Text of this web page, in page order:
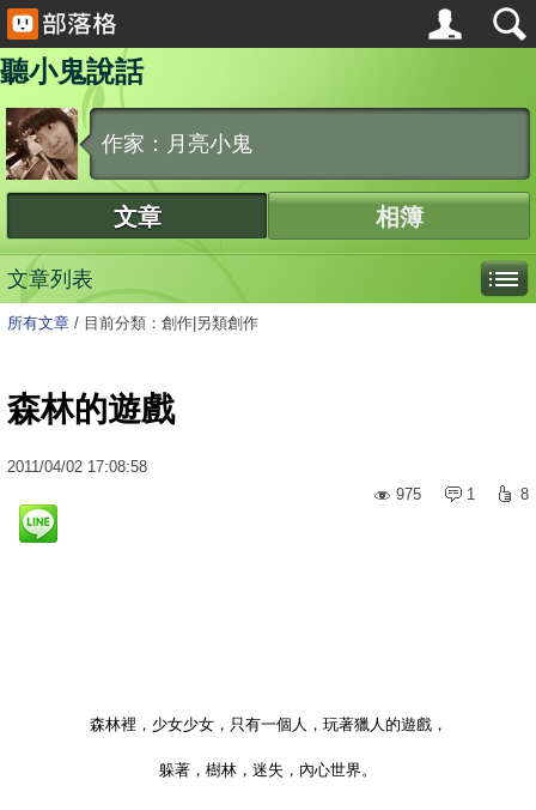
聽小鬼說話
作家：月亮小鬼
文章 相簿
文章列表
所有文章 / 目前分類：創作|另類創作
森林的遊戲
2011/04/02 17:08:58
975
1 8
森林裡，少女少女，只有一個人，玩著獵人的遊戲，
躲著，樹林，迷失，內心世界。